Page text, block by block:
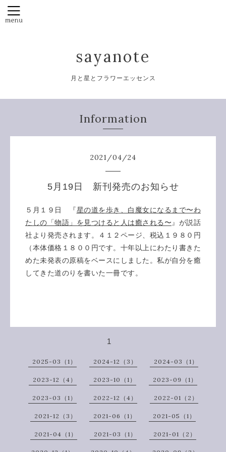
sayanote
月と星とフラワーエッセンス
Information
2021/04/24
5月19日 新刊発売のお知らせ
５月１９日 『星の道を歩き、白魔女になるまで〜わ
たしの「物語」を見つけると人は癒される〜 』が説話
社より発売されます。４１２ページ、税込１９８０円
（本体価格１８００円です。十年以上にわたり書きた
めた未発表の原稿をベースにしました。私が自分を癒
してきた道のりを書いた一冊です。
1
2025-03（1） 2024-12（3） 2024-03（1）
2023-12（4） 2023-10（1） 2023-09（1）
2023-03（1） 2022-12（4） 2022-01（2）
2021-12（3） 2021-06（1） 2021-05（1）
2021-04（1） 2021-03（1） 2021-01（2）